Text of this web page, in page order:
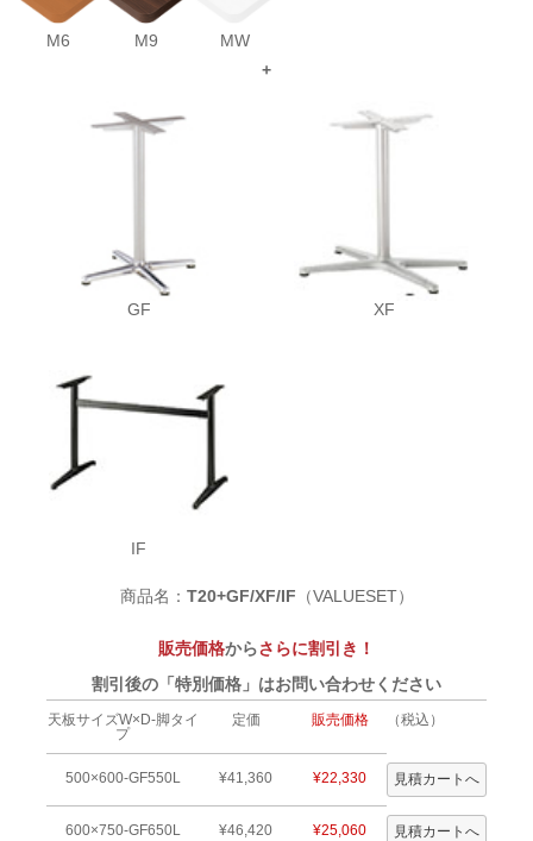
M6 M9
MW
+
GF XF
IF
商品名： T20+GF/XF/IF （VALUESET）
販売価格からさらに割引き！
割引後の「特別価格」はお問い合わせください
天板サイズW×D-脚タイ
プ
定価 販売価格 （税込）
500×600-GF550L ¥41,360 ¥22,330
600×750-GF650L ¥46,420 ¥25,060